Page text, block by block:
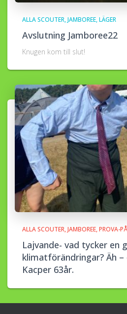
ALLA SCOUTER JAMBOREE LÄGER
Avslutning Jamboree22
Knugen kom till slut!
ALLA SCOUTER JAMBOREE PROVA-
Lajvande- vad tycker en
klimatförändringar? Äh –
Kacper 63år.